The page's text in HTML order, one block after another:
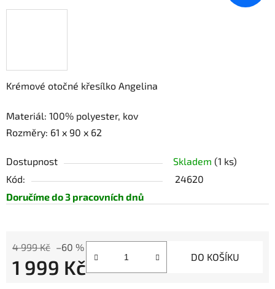
Krémové otočné křesílko Angelina
Materiál: 100% polyester, kov
Rozměry: 61 x 90 x 62
Dostupnost Skladem (1 ks)
Kód:
24620
Doručíme do 3 pracovních dnů
4 999 Kč –60 %
1 999 Kč DO KOŠÍKU